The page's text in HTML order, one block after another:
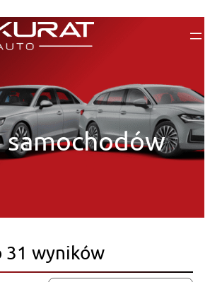
samochodów
31 wyników